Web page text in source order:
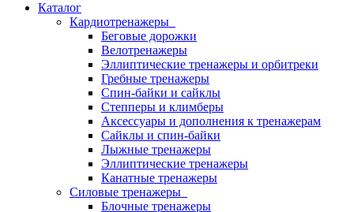
Каталог
Кардиотренажеры
Беговые дорожки
Велотренажеры
Эллиптические тренажеры и орбитреки
Гребные тренажеры
Спин-байки и сайклы
Степперы и климберы
Аксессуары и дополнения к тренажерам
Сайклы и спин-байки
Лыжные тренажеры
Эллиптические тренажеры
Канатные тренажеры
Силовые тренажеры
Блочные тренажеры